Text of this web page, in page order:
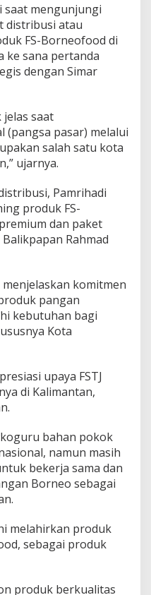
saat mengunjungi
distribusi atau
FS-Borneofood di
ke sana pertanda
dengan Simar
jelas saat
(pangsa pasar) melalui
salah satu kota
ujarnya.
Pamrihadi
produk FS-
dan paket
Rahmad
komitmen
pangan
kebutuhan bagi
Kota
upaya FSTJ
di Kalimantan,
bahan pokok
namun masih
bekerja sama dan
Borneo sebagai
melahirkan produk
sebagai produk
produk berkualitas